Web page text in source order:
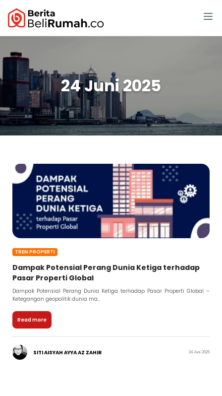
24 Juni 2025
TREN PROPERTI
Dampak Potensial Perang Dunia Ketiga terhadap
Pasar Properti Global
Dampak Potensial Perang Dunia Ketiga terhadap Pasar Properti Global –
Ketegangan geopolitik dunia ma...
Read more
SITI AISYAH AYYA AZ ZAHIR 24 Juni 2025